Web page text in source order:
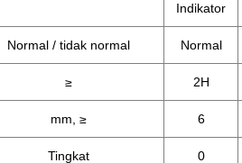
Indikator
Normal / tidak normal Normal
≥ 2H
mm, ≥ 6
Tingkat 0